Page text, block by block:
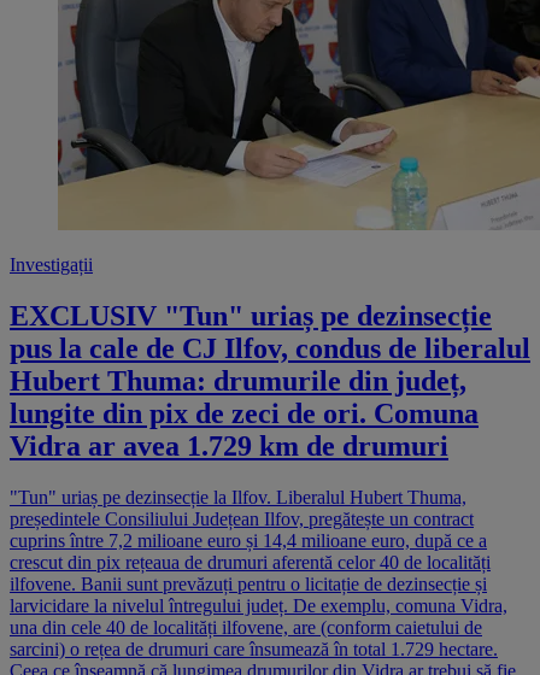
Investigații
EXCLUSIV "Tun" uriaș pe dezinsecție
pus la cale de CJ Ilfov, condus de liberalul
Hubert Thuma: drumurile din județ,
lungite din pix de zeci de ori. Comuna
Vidra ar avea 1.729 km de drumuri
"Tun" uriaș pe dezinsecție la Ilfov. Liberalul Hubert Thuma,
președintele Consiliului Județean Ilfov, pregătește un contract
cuprins între 7,2 milioane euro și 14,4 milioane euro, după ce a
crescut din pix rețeaua de drumuri aferentă celor 40 de localități
ilfovene. Banii sunt prevăzuți pentru o licitație de dezinsecție și
larvicidare la nivelul întregului județ. De exemplu, comuna Vidra,
una din cele 40 de localități ilfovene, are (conform caietului de
sarcini) o rețea de drumuri care însumează în total 1.729 hectare.
Ceea ce înseamnă că lungimea drumurilor din Vidra ar trebui să fie